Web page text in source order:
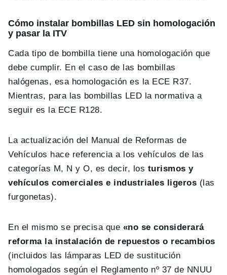
Cómo instalar bombillas LED sin homologación
y pasar la ITV
Cada tipo de bombilla tiene una homologación que
debe cumplir. En el caso de las bombillas
halógenas, esa homologación es la ECE R37.
Mientras, para las bombillas LED la normativa a
seguir es la ECE R128.
La actualización del Manual de Reformas de
Vehículos hace referencia a los vehículos de las
categorías M, N y O, es decir, los turismos y
vehículos comerciales e industriales ligeros (las
furgonetas).
En el mismo se precisa que «no se considerará
reforma la instalación de repuestos o recambios
(incluidos las lámparas LED de sustitución
homologados según el Reglamento nº 37 de NNUU